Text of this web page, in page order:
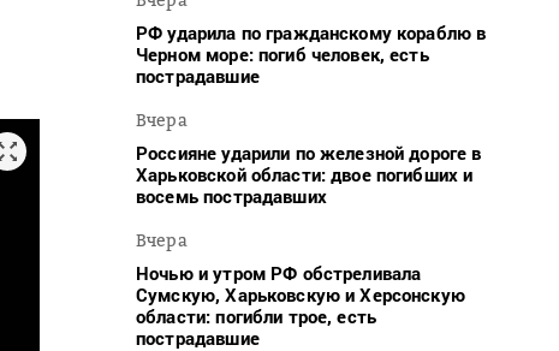
РФ ударила по гражданскому кораблю в
Черном море: погиб человек, есть
пострадавшие
Вчера
Россияне ударили по железной дороге в
Харьковской области: двое погибших и
восемь пострадавших
Вчера
Ночью и утром РФ обстреливала
Сумскую, Харьковскую и Херсонскую
области: погибли трое, есть
пострадавшие